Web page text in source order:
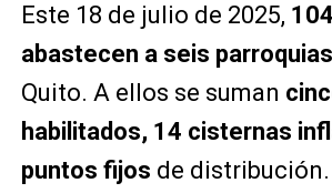
Este 18 de julio de 2025,
abastecen a seis parroquias
Quito. A ellos se suman
habilitados, 14 cisternas
puntos fijos de